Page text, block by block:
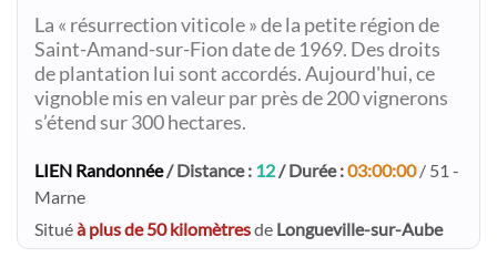
La « résurrection viticole » de la petite région de
Saint-Amand-sur-Fion date de 1969. Des droits
de plantation lui sont accordés. Aujourd'hui, ce
vignoble mis en valeur par près de 200 vignerons
s’étend sur 300 hectares.
LIEN Randonnée/ Distance : 12/ Durée :03:00:00/ 51 -
Marne
Situéà plus de 50 kilomètresde Longueville-sur-Aube